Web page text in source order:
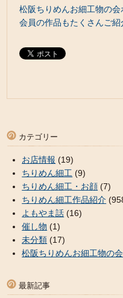
松阪ちりめんお細工物の会
会員の作品もたくさんご紹
カテゴリー
お店情報 (19)
ちりめん細工 (9)
ちりめん細工・お顔 (7)
ちりめん細工作品紹介
よもやま話 (16)
催し物 (1)
未分類 (17)
松阪ちりめんお細工物の会
最新記事